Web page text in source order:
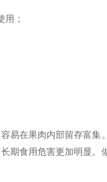
用；
在果肉内部留存富集
食用危害更加明显。